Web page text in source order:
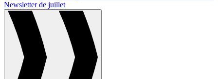
Newsletter de juillet